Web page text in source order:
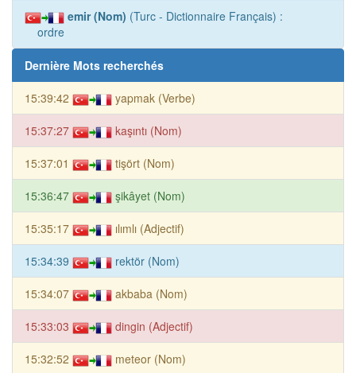
emir (Nom) (Turc - Dictionnaire Français) :
ordre
Dernière Mots recherchés
15:39:42 yapmak (Verbe)
15:37:27 kaşıntı (Nom)
15:37:01 tişört (Nom)
15:36:47 şikâyet (Nom)
15:35:17 ılımlı (Adjectif)
15:34:39 rektör (Nom)
15:34:07 akbaba (Nom)
15:33:03 dingin (Adjectif)
15:32:52 meteor (Nom)